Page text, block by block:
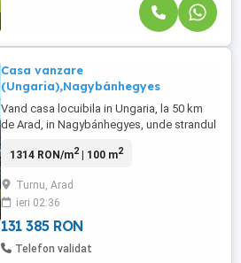
Casa vanzare
(Ungaria),Nagybánhegyes
Vand casa locuibila in Ungaria, la 50 km
de Arad, in Nagybánhegyes, unde strandul
aradeni. In sat este magazin alimentar, de
are 100 mp+ anexe, o curte cu intrare auto,
o gradina cu vie si flori si inca un teren
aferent, ...
1314 RON/m2| 100 m2
Turnu, Arad
ieri 02:36
131 385 RON
Telefon validat